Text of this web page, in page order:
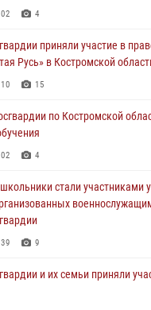
и их семьи приняли
2
поступивших сигналов
истории»: послевоенный
4
приняли участие в
Русь» в Костромской
15
по Костромской
4
стали участниками
9
и их семьи приняли